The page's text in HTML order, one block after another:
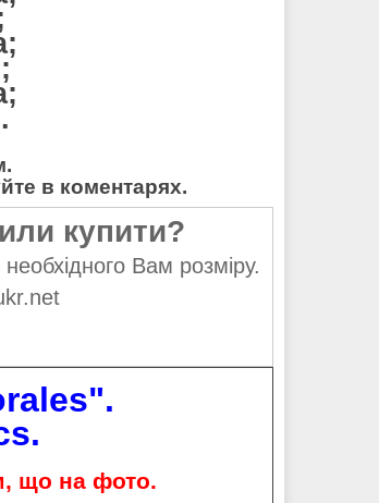
в коментарях.
купити?
Вам розміру.
що на фото.